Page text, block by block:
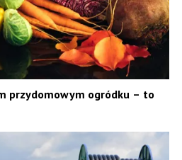
przydomowym ogródku – to